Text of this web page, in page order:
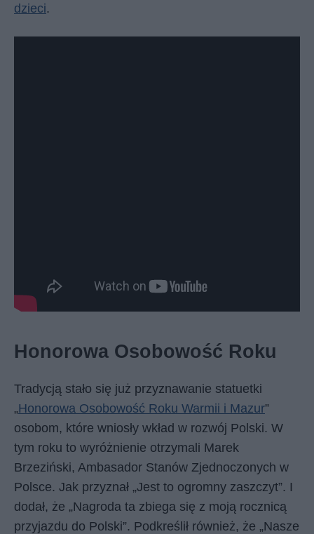
dzieci.
Honorowa Osobowość Roku
Tradycją stało się już przyznawanie statuetki
„Honorowa Osobowość Roku Warmii i Mazur”
osobom, które wniosły wkład w rozwój Polski. W
tym roku to wyróżnienie otrzymali Marek
Brzeziński, Ambasador Stanów Zjednoczonych w
Polsce. Jak przyznał „Jest to ogromny zaszczyt”. I
dodał, że „Nagroda ta zbiega się z moją rocznicą
przyjazdu do Polski”. Podkreślił również, że „Nasze